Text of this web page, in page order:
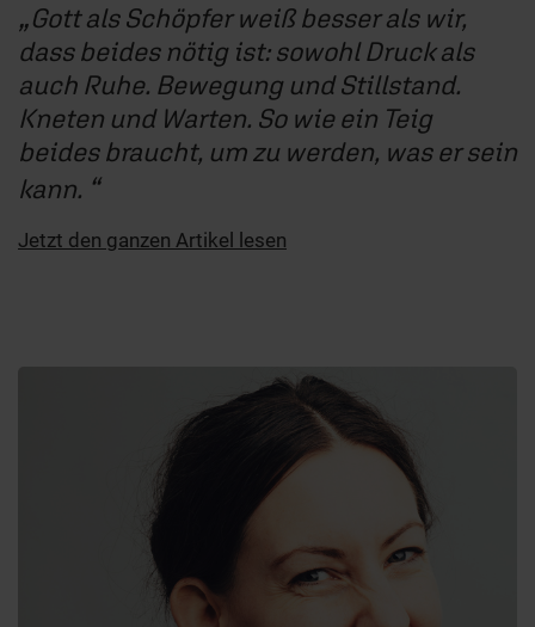
Gott als Schöpfer weiß besser als wir,
dass beides nötig ist: sowohl Druck als
auch Ruhe. Bewegung und Stillstand.
Kneten und Warten. So wie ein Teig
beides braucht, um zu werden, was er sein
kann.
Jetzt den ganzen Artikel lesen